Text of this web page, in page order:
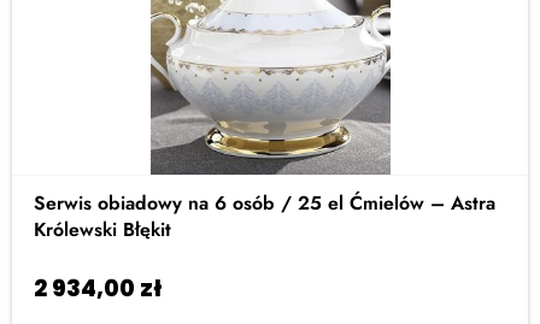
Serwis obiadowy na 6 osób / 25 el Ćmielów – Astra
Królewski Błękit
2 934,00 zł